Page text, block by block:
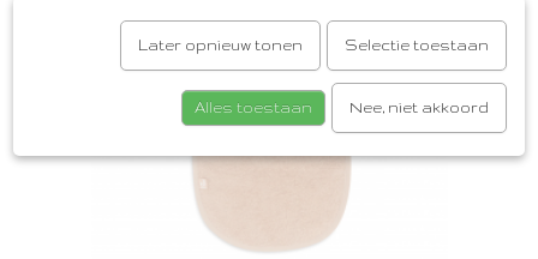
Later opnieuw tonen Selectie toestaan
Alles toestaan Nee, niet akkoord